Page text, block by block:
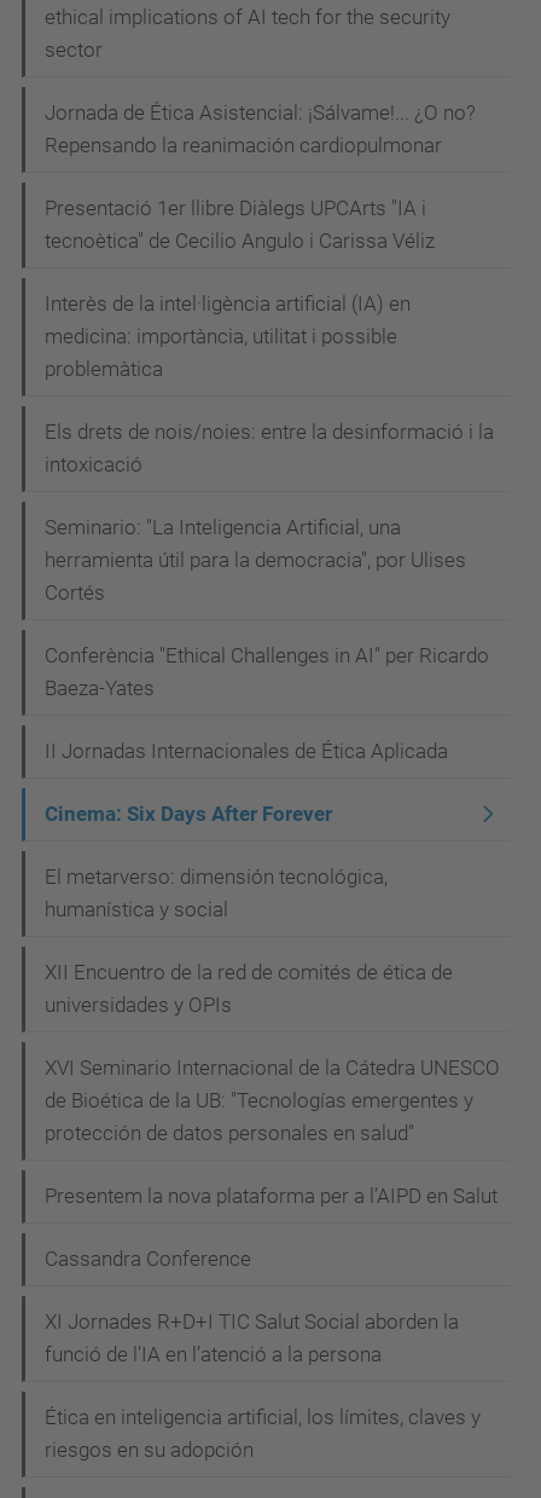
ethical implications of AI tech for the security
sector
Jornada de Ética Asistencial: ¡Sálvame!... ¿O no?
Repensando la reanimación cardiopulmonar
Presentació 1er llibre Diàlegs UPCArts "IA i
tecnoètica" de Cecilio Angulo i Carissa Véliz
Interès de la intel·ligència artificial (IA) en
medicina: importància, utilitat i possible
problemàtica
Els drets de nois/noies: entre la desinformació i la
intoxicació
Seminario: "La Inteligencia Artificial, una
herramienta útil para la democracia", por Ulises
Cortés
Conferència "Ethical Challenges in AI" per Ricardo
Baeza-Yates
II Jornadas Internacionales de Ética Aplicada
Cinema: Six Days After Forever
El metarverso: dimensión tecnológica,
humanística y social
XII Encuentro de la red de comités de ética de
universidades y OPIs
XVI Seminario Internacional de la Cátedra UNESCO
de Bioética de la UB: "Tecnologías emergentes y
protección de datos personales en salud"
Presentem la nova plataforma per a l’AIPD en Salut
Cassandra Conference
XI Jornades R+D+I TIC Salut Social aborden la
funció de l'IA en l’atenció a la persona
Ética en inteligencia artificial, los límites, claves y
riesgos en su adopción